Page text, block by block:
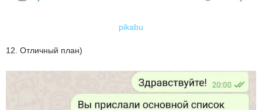
pikabu
12. Отличный план)